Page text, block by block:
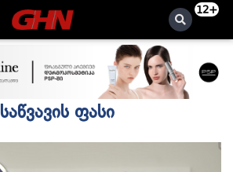
12+
საწვავის ფასი